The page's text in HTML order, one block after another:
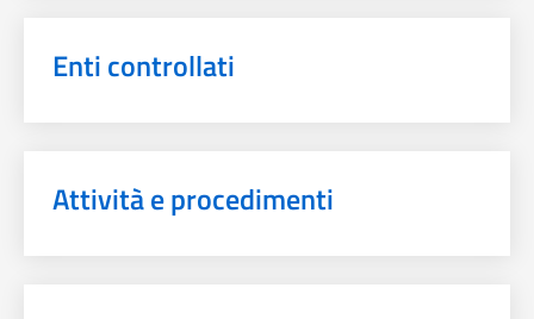
Enti controllati
Attività e procedimenti